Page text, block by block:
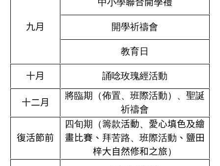
九月
中小學聯合開學禮
開學祈禱會
教育日
十月 誦唸玫瑰經活動
十二月
將臨期（佈置、班際活動） 、聖誕
祈禱會
復活節前
四旬期（籌款活動、 愛心填色及繪
畫比賽、 拜苦路、班際活動 、鹽田
梓大自然修和之旅）